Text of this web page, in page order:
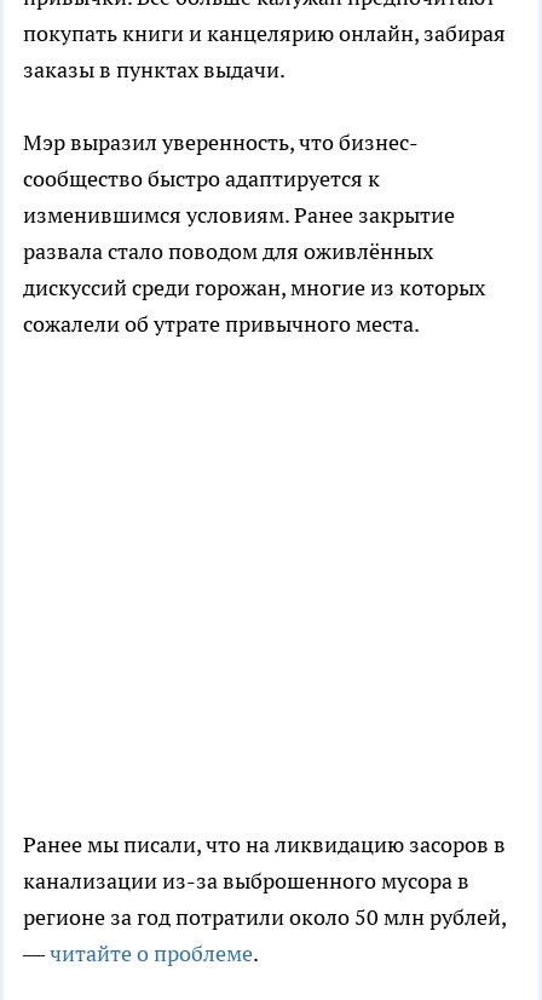
покупать книги и канцелярию онлайн, забирая
заказы в пунктах выдачи.
Мэр выразил уверенность, что бизнес-
сообщество быстро адаптируется к
изменившимся условиям. Ранее закрытие
развала стало поводом для оживлённых
дискуссий среди горожан, многие из которых
сожалели об утрате привычного места.
Ранее мы писали, что на ликвидацию засоров в
канализации из-за выброшенного мусора в
регионе за год потратили около 50 млн рублей,
—читайте о проблеме.